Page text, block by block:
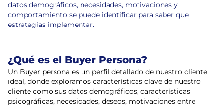
datos demográficos, necesidades, motivaciones y
comportamiento se puede identificar para saber que
estrategias implementar.
¿Qué es el Buyer Persona?
Un Buyer persona es un perfil detallado de nuestro cliente
ideal, donde exploramos características clave de nuestro
cliente como sus datos demográficos, características
psicográficas, necesidades, deseos, motivaciones entre